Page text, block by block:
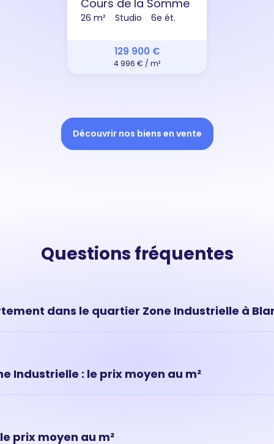
Cours de la Somme
26 m² Studio 6e ét.
129 900 €
4 996 € / m²
Découvrir nos biens en vente
Questions fréquentes
dans le quartier Zone Industrielle à
réaliser une estimation en ligne ou prendre rendez-
Industrielle : le prix moyen au m²
prix moyen au m²